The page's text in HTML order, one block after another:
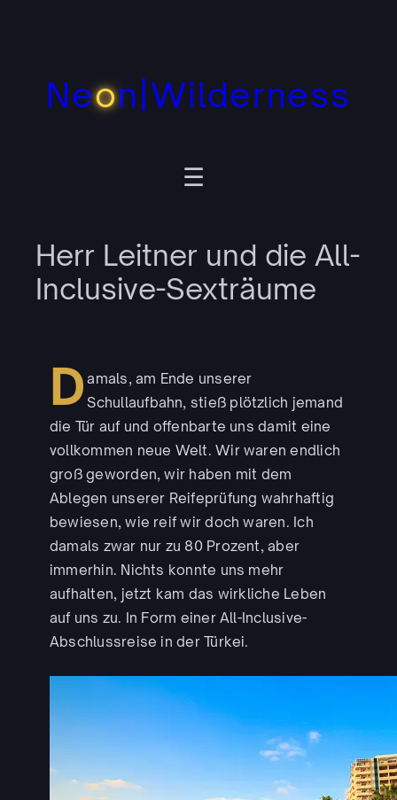
Neon|Wilderness
Herr Leitner und die All-
Inclusive-Sexträume
D amals, am Ende unserer
Schullaufbahn, stieß plötzlich jemand
die Tür auf und offenbarte uns damit eine
vollkommen neue Welt. Wir waren endlich
groß geworden, wir haben mit dem
Ablegen unserer Reifeprüfung wahrhaftig
bewiesen, wie reif wir doch waren. Ich
damals zwar nur zu 80 Prozent, aber
immerhin. Nichts konnte uns mehr
aufhalten, jetzt kam das wirkliche Leben
auf uns zu. In Form einer All-Inclusive-
Abschlussreise in der Türkei.